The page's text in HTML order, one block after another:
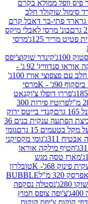
בקרם
חלב
בר דאבל קרם
לאבלי מיקס
מרסי
שוקוצ'יפס
מילקה אוראו סנדוויץ' 92 ג' -
מילקה שוקולד חלב עם פצפוצי אורז 100ג'
מרסי
צ'וקנאט
פרוטיז פירות 300
בייטס ירוק
ביצת הפתעה ענקית בנים 36
גרם
גומי
גומי מקסיקני
אוראו
מגש
טובלרון
BUBBLE
נסקפה
צופס חמוץ
קוקוס